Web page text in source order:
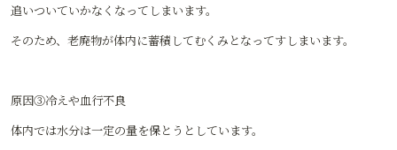
追いついていかなくなってしまいます。
そのため、老廃物が体内に蓄積してむくみとなってすしまいます。
原因③冷えや血行不良
体内では水分は一定の量を保とうとしています。